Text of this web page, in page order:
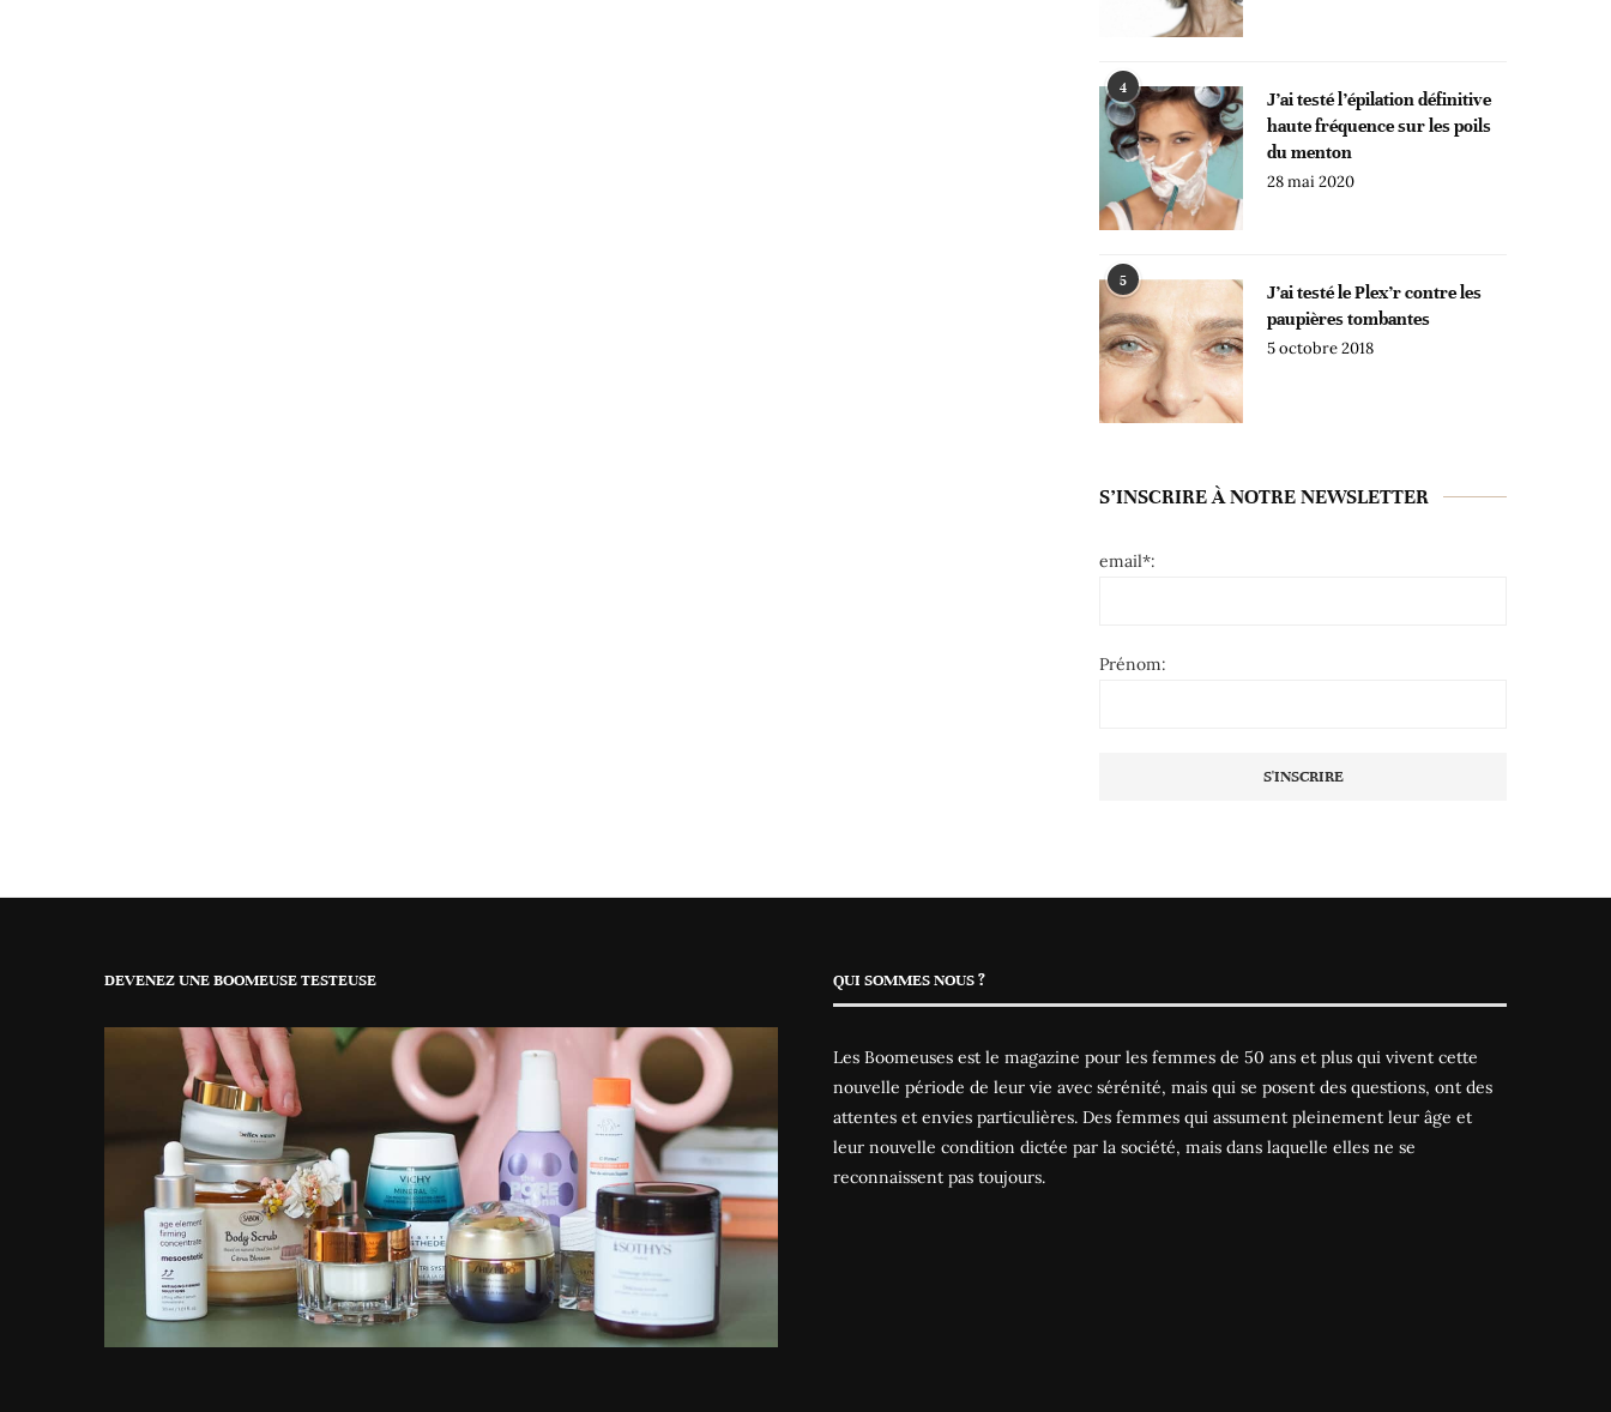
4
J’ai testé l’épilation définitive
haute fréquence sur les poils
du menton
28 mai 2020
5
J’ai testé le Plex’r contre les
paupières tombantes
5 octobre 2018
S’INSCRIRE À NOTRE NEWSLETTER
email*:
Prénom:
DEVENEZ UNE BOOMEUSE TESTEUSE QUI SOMMES NOUS ?
Les Boomeuses est le magazine pour les femmes de 50 ans et plus qui vivent cette
nouvelle période de leur vie avec sérénité, mais qui se posent des questions, ont des
attentes et envies particulières. Des femmes qui assument pleinement leur âge et
leur nouvelle condition dictée par la société, mais dans laquelle elles ne se
reconnaissent pas toujours.